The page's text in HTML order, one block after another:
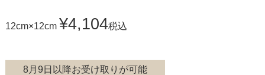
12cm×12cm ¥4,104税込
8月9日以降お受け取りが可能